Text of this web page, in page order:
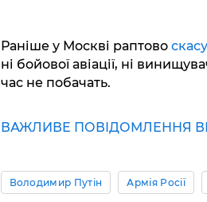
Раніше у Москві раптово
ні бойової авіації, ні
час не побачать.
ВАЖЛИВЕ ПОВІДОМЛЕННЯ
Володимир Путін Армія Росії